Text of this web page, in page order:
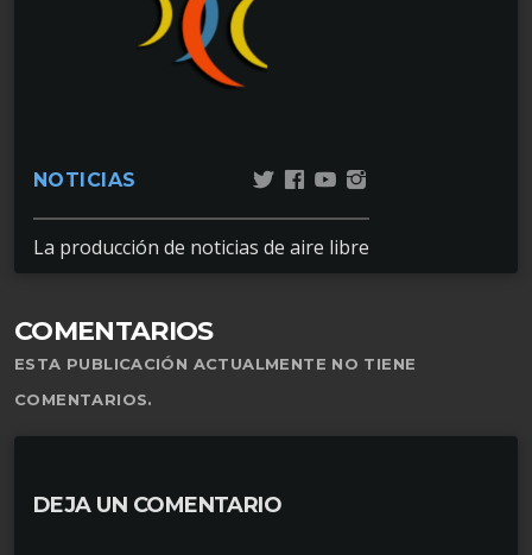
NOTICIAS
La producción de noticias de aire libre
COMENTARIOS
ESTA PUBLICACIÓN ACTUALMENTE NO TIENE
COMENTARIOS.
DEJA UN COMENTARIO